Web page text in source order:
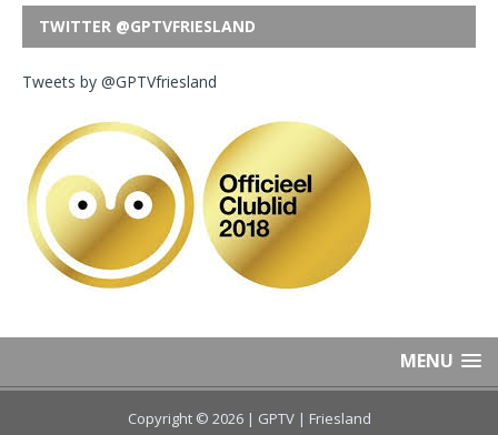
TWITTER @GPTVFRIESLAND
Tweets by @GPTVfriesland
MENU
Copyright © 2026 | GPTV | Friesland